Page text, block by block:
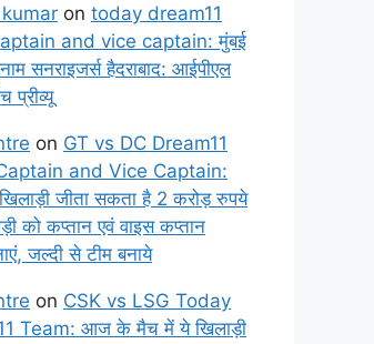
on today dream11
and vice captain: मुंबई
सनराइजर्स हैदराबाद: आईपीएल
प्रीव्यू
on GT vs DC Dream11
and Vice Captain:
जीता सकता है 2 करोड़ रुपये
को कप्तान एवं वाइस कप्तान
जल्दी से टीम बनाये
on CSK vs LSG Today
Team: आज के मैच में ये खिलाड़ी